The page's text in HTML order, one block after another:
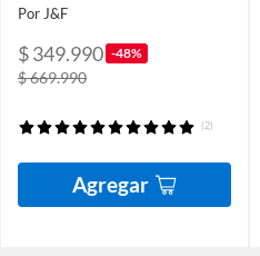
Por J&F
$ 349.990 -48%
$ 669.990
(2)
Agregar